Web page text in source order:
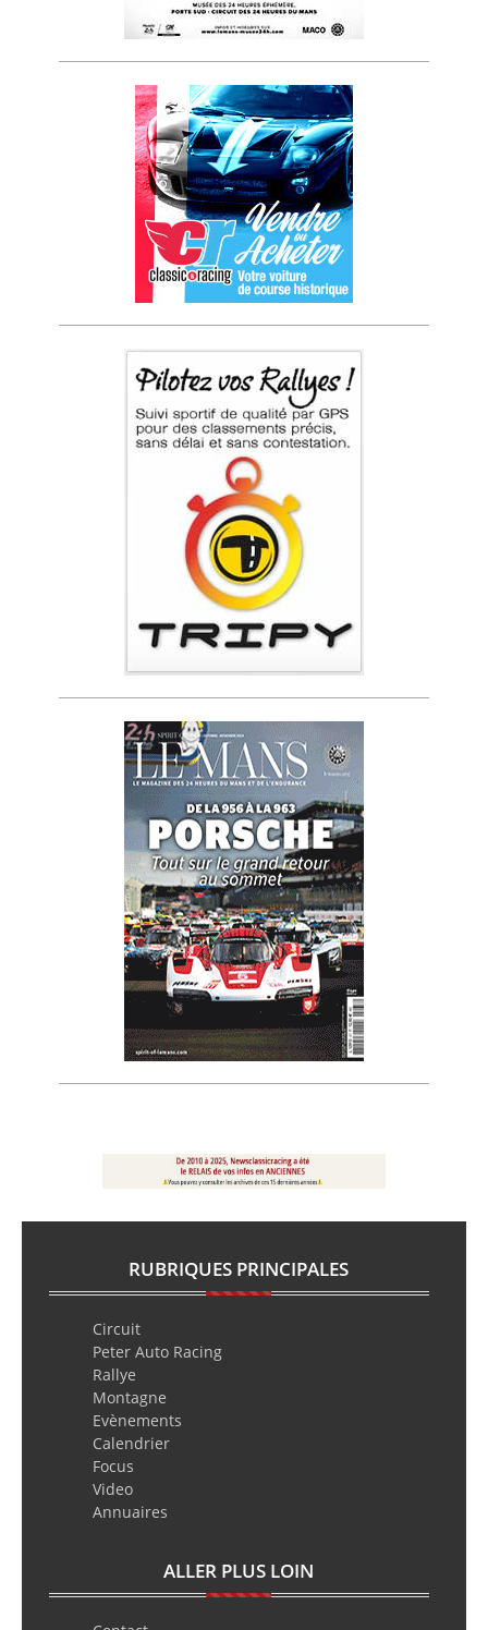
RUBRIQUES PRINCIPALES
Circuit
Peter Auto Racing
Rallye
Montagne
Evènements
Calendrier
Focus
Video
Annuaires
ALLER PLUS LOIN